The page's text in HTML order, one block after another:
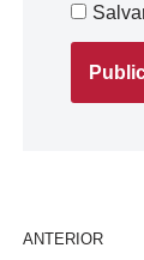
ANTERIOR